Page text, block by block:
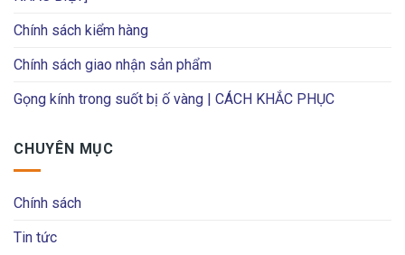
Chính sách kiểm hàng
Chính sách giao nhận sản phẩm
Gọng kính trong suốt bị ố vàng | CÁCH KHẮC PHỤC
CHUYÊN MỤC
Chính sách
Tin tức